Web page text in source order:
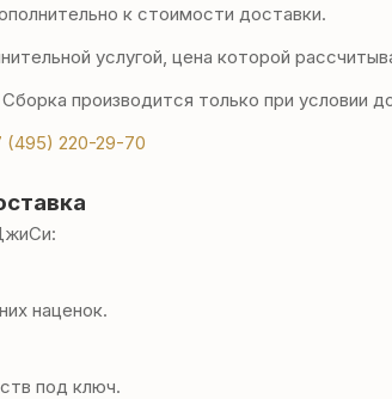
к стоимости доставки.
услугой, цена которой
производится только при условии
(495) 220-29-70
наценок.
под ключ.